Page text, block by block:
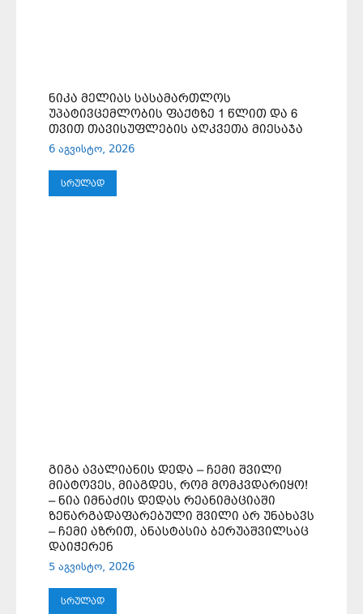
ᲜᲘᲙᲐ ᲛᲔᲚᲘᲐᲡ ᲡᲐᲡᲐᲛᲐᲠᲗᲚᲝᲡ
ᲣᲞᲐᲢᲘᲕᲪᲔᲛᲚᲝᲑᲘᲡ ᲤᲐᲥᲢᲖᲔ 1 ᲬᲚᲘᲗ ᲓᲐ 6
ᲗᲕᲘᲗ ᲗᲐᲕᲘᲡᲣᲤᲚᲔᲑᲘᲡ ᲐᲦᲙᲕᲔᲗᲐ ᲛᲘᲔᲡᲐᲯᲐ
6 აგვისტო, 2026
ᲡᲠᲣᲚᲐᲓ
ᲒᲘᲒᲐ ᲐᲕᲐᲚᲘᲐᲜᲘᲡ ᲓᲔᲓᲐ – ᲩᲔᲛᲘ ᲨᲕᲘᲚᲘ
ᲛᲘᲐᲢᲝᲕᲔᲡ, ᲛᲘᲐᲒᲓᲔᲡ, ᲠᲝᲛ ᲛᲝᲛᲙᲕᲓᲐᲠᲘᲧᲝ!
– ᲜᲘᲐ ᲘᲛᲜᲐᲫᲘᲡ ᲓᲔᲓᲐᲡ ᲠᲔᲐᲜᲘᲛᲐᲪᲘᲐᲨᲘ
ᲖᲔᲬᲐᲠᲒᲐᲓᲐᲤᲐᲠᲔᲑᲣᲚᲘ ᲨᲕᲘᲚᲘ ᲐᲠ ᲣᲜᲐᲮᲐᲕᲡ
– ᲩᲔᲛᲘ ᲐᲖᲠᲘᲗ, ᲐᲜᲐᲡᲢᲐᲡᲘᲐ ᲑᲔᲠᲣᲐᲨᲕᲘᲚᲡᲐᲪ
ᲓᲐᲘᲭᲔᲠᲔᲜ
5 აგვისტო, 2026
ᲡᲠᲣᲚᲐᲓ